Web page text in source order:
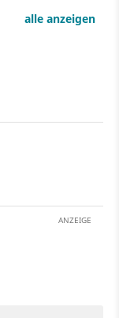
alle anzeigen
ANZEIGE